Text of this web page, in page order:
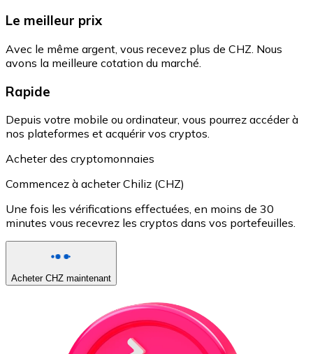
Le meilleur prix
Avec le même argent, vous recevez plus de CHZ. Nous
avons la meilleure cotation du marché.
Rapide
Depuis votre mobile ou ordinateur, vous pourrez accéder à
nos plateformes et acquérir vos cryptos.
Acheter des cryptomonnaies
Commencez à acheter Chiliz (CHZ)
Une fois les vérifications effectuées, en moins de 30
minutes vous recevrez les cryptos dans vos portefeuilles.
Acheter CHZ maintenant